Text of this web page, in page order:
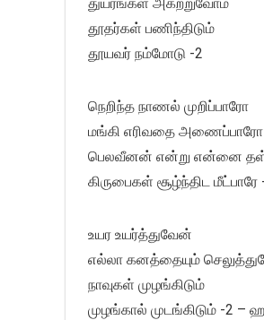
தூதர்கள் பணிந்திடும்
தூயவர் நம்மோடு -2
நெறிந்த நாணல் முறிப்பாரோ
மங்கி எரிவதை அணைப்பாரோ
பெலவீனன் என்று என்னை
கிருபைகள் சூழ்ந்திட
உயர உயர்த்துவேன்
எல்லா கனத்தையும்
நாவுகள் முழங்கிடும்
முழங்கால் முடங்கிடும் -2 –